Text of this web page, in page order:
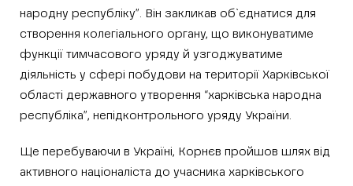
народну республіку”. Він закликав об`єднатися для
створення колегіального органу, що виконуватиме
функції тимчасового уряду й узгоджуватиме
діяльність у сфері побудови на території Харківської
області державного утворення “харківська народна
республіка”, непідконтрольного уряду України.
Ще перебуваючи в Україні, Корнєв пройшов шлях від
активного націоналіста до учасника харківського